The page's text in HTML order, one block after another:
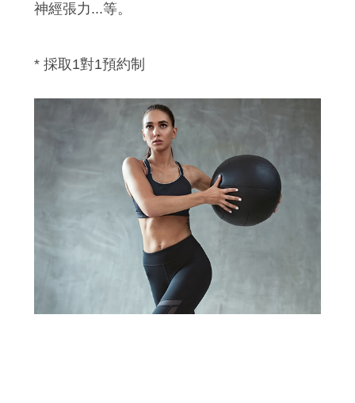
神經張力...等。
* 採取1對1預約制